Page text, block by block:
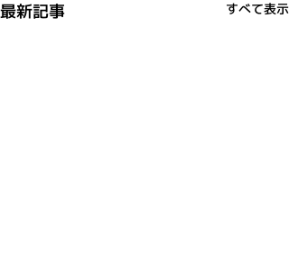
最新記事 すべて表示